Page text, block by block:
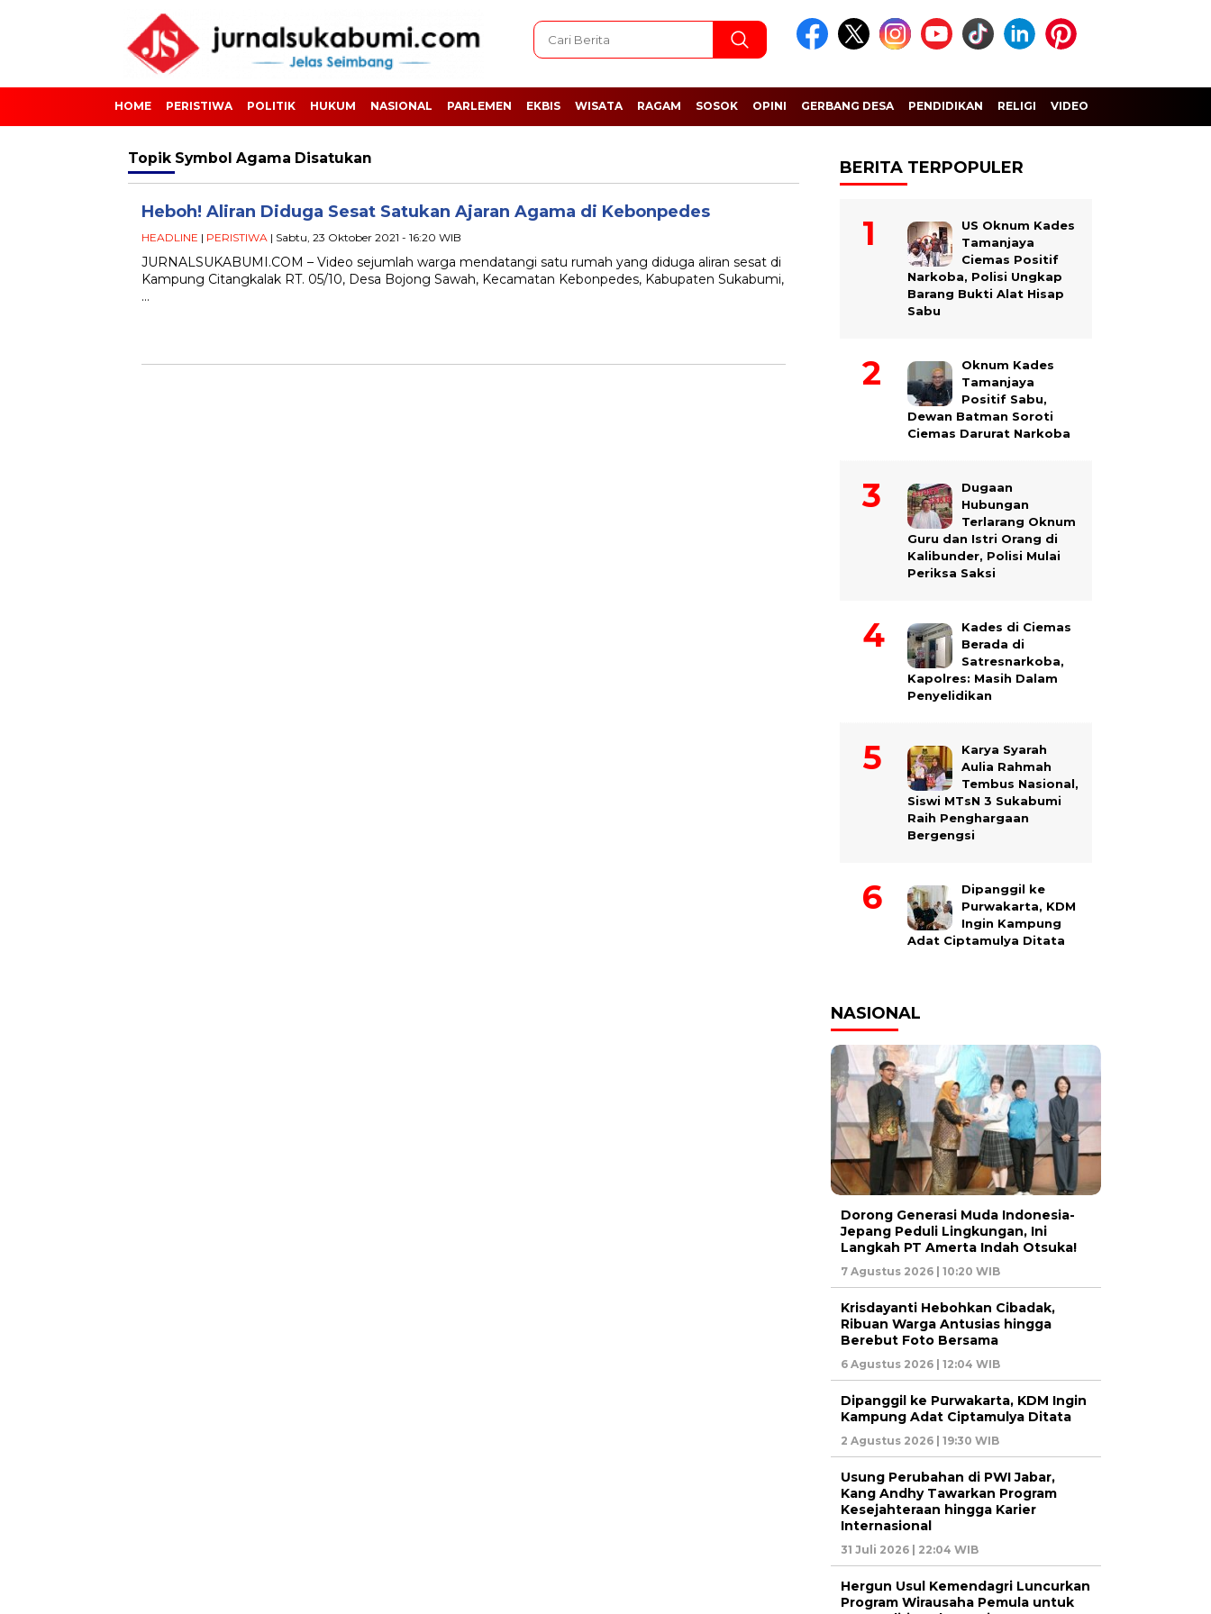
HOME PERISTIWA POLITIK HUKUM NASIONAL PARLEMEN EKBIS WISATA RAGAM SOSOK OPINI GERBANG DESA PENDIDIKAN RELIGI VIDEO
Topik Symbol Agama Disatukan
Heboh! Aliran Diduga Sesat Satukan Ajaran Agama di Kebonpedes
HEADLINE | PERISTIWA | Sabtu, 23 Oktober 2021 - 16:20 WIB
JURNALSUKABUMI.COM – Video sejumlah warga mendatangi satu rumah yang diduga aliran sesat di
Kampung Citangkalak RT. 05/10, Desa Bojong Sawah, Kecamatan Kebonpedes, Kabupaten Sukabumi,
…
BERITA TERPOPULER
US Oknum Kades
Tamanjaya
Ciemas Positif
Narkoba, Polisi Ungkap
Barang Bukti Alat Hisap
Sabu
Oknum Kades
Tamanjaya
Positif Sabu,
Dewan Batman Soroti
Ciemas Darurat Narkoba
Dugaan
Hubungan
Terlarang Oknum
Guru dan Istri Orang di
Kalibunder, Polisi Mulai
Periksa Saksi
Kades di Ciemas
Berada di
Satresnarkoba,
Kapolres: Masih Dalam
Penyelidikan
Karya Syarah
Aulia Rahmah
Tembus Nasional,
Siswi MTsN 3 Sukabumi
Raih Penghargaan
Bergengsi
Dipanggil ke
Purwakarta, KDM
Ingin Kampung
Adat Ciptamulya Ditata
NASIONAL
Dorong Generasi Muda Indonesia-
Jepang Peduli Lingkungan, Ini
Langkah PT Amerta Indah Otsuka!
7 Agustus 2026 | 10:20 WIB
Krisdayanti Hebohkan Cibadak,
Ribuan Warga Antusias hingga
Berebut Foto Bersama
6 Agustus 2026 | 12:04 WIB
Dipanggil ke Purwakarta, KDM Ingin
Kampung Adat Ciptamulya Ditata
2 Agustus 2026 | 19:30 WIB
Usung Perubahan di PWI Jabar,
Kang Andhy Tawarkan Program
Kesejahteraan hingga Karier
Internasional
31 Juli 2026 | 22:04 WIB
Hergun Usul Kemendagri Luncurkan
Program Wirausaha Pemula untuk